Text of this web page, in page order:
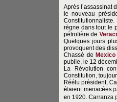
Après l’assassinat
le nouveau
règne dans tout le
pétrolière de
Quelques jours
provoquent des
Chassé de Mexico
publie, le 12
La Révolution
Constitution,
Réélu président,
étaient menacées
en 1920. Carranza